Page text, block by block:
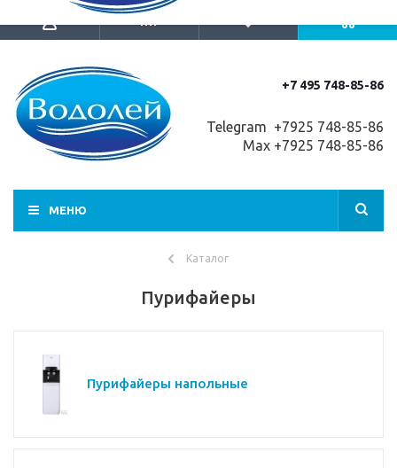
+7 495 748-85-86
Telegram +7925 748-85-86
Max +7925 748-85-86
МЕНЮ
Каталог
Пурифайеры
Пурифайеры напольные